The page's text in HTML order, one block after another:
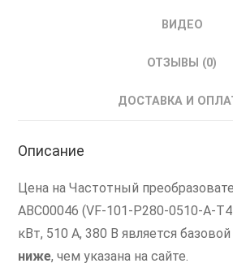
ВИДЕО
ОТЗЫВЫ (0)
ДОСТАВКА И
Описание
Цена на Частотный
ABC00046 (VF-101-P280-0510-A-
кВт, 510 А, 380 В является базовой
ниже, чем указана на сайте.